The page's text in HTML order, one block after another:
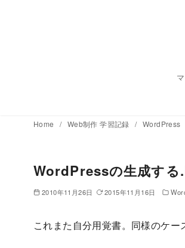
Home Web制作 学習記録 WordPress
WordPressの生成する
2010年11月26日 2015年11月16日
これまた自分用覚書。同様のケー